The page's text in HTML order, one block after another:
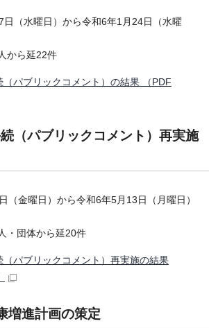
（水曜日）から令和6年1月24日（水曜
から延22件
（パブリックコメント）の結果 （PDF
（パブリックコメント）再実施
金曜日）から令和6年5月13日（月曜日）
・団体から延20件
（パブリックコメント）再実施の結果
増進計画の策定